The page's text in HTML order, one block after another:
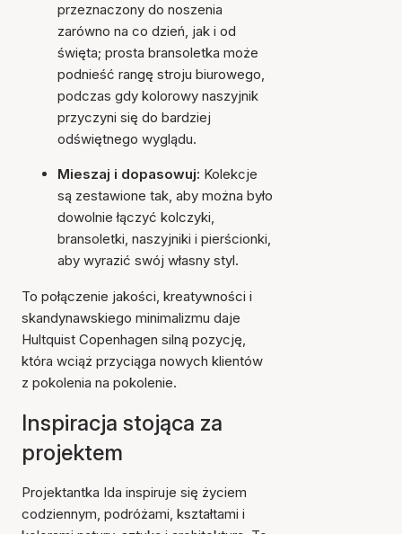
przeznaczony do noszenia
zarówno na co dzień, jak i od
święta; prosta bransoletka może
podnieść rangę stroju biurowego,
podczas gdy kolorowy naszyjnik
przyczyni się do bardziej
odświętnego wyglądu.
Mieszaj i dopasowuj: Kolekcje
są zestawione tak, aby można było
dowolnie łączyć kolczyki,
bransoletki, naszyjniki i pierścionki,
aby wyrazić swój własny styl.
To połączenie jakości, kreatywności i
skandynawskiego minimalizmu daje
Hultquist Copenhagen silną pozycję,
która wciąż przyciąga nowych klientów
z pokolenia na pokolenie.
Inspiracja stojąca za
projektem
Projektantka Ida inspiruje się życiem
codziennym, podróżami, kształtami i